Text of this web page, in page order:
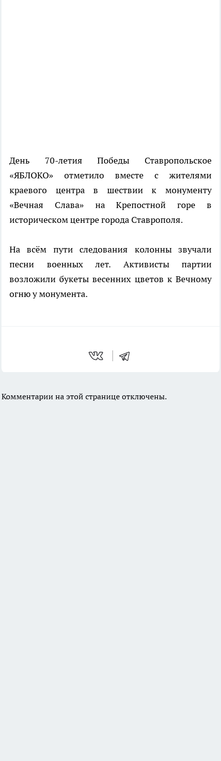
День 70-летия Победы Ставропольское
«ЯБЛОКО» отметило вместе с жителями
краевого центра в шествии к монументу
«Вечная Слава» на Крепостной горе в
историческом центре города Ставрополя.
На всём пути следования колонны звучали
песни военных лет. Активисты партии
возложили букеты весенних цветов к Вечному
огню у монумента.
Комментарии на этой странице отключены.